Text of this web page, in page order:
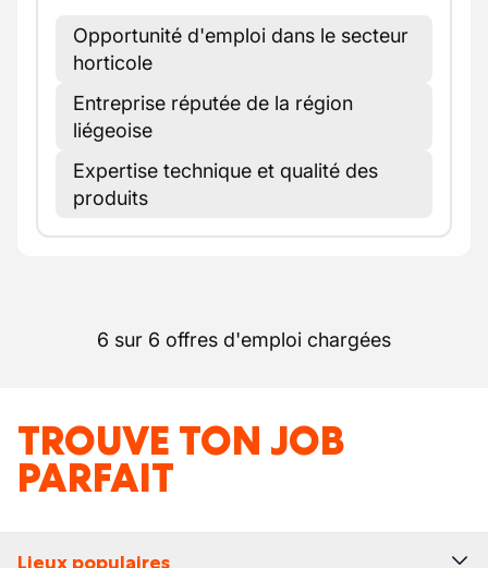
Opportunité d'emploi dans le secteur
horticole
Entreprise réputée de la région
liégeoise
Expertise technique et qualité des
produits
6 sur 6 offres d'emploi chargées
TROUVE TON JOB
PARFAIT
Lieux populaires